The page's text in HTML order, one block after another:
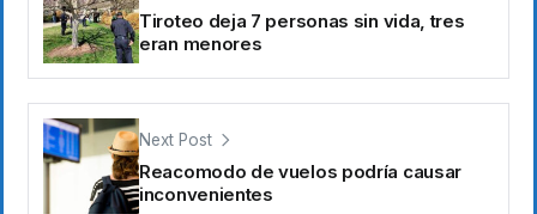
Tiroteo deja 7 personas sin vida, tres
eran menores
Next Post
Reacomodo de vuelos podría causar
inconvenientes